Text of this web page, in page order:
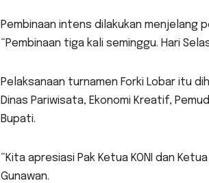
Pembinaan intens dilakukan menjelang
“Pembinaan tiga kali seminggu. Hari
Pelaksanaan turnamen Forki Lobar itu
Dinas Pariwisata, Ekonomi Kreatif,
Bupati.
“Kita apresiasi Pak Ketua KONI dan
Gunawan.